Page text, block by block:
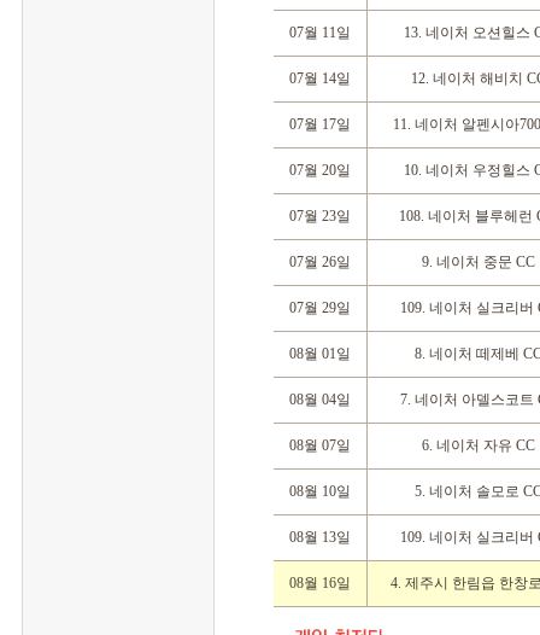
07월 11일 13. 네이처 오션힐스
07월 14일 12. 네이처 해비치
07월 17일 11. 네이처 알펜시아
07월 20일 10. 네이처 우정힐스
07월 23일 108. 네이처 블루헤런
07월 26일 9. 네이처 중문 CC
07월 29일 109. 네이처 실크리버
08월 01일 8. 네이처 떼제베
08월 04일 7. 네이처 아델스코트
08월 07일 6. 네이처 자유 CC
08월 10일 5. 네이처 솔모로
08월 13일 109. 네이처 실크리버
08월 16일 4. 제주시 한림읍 한창